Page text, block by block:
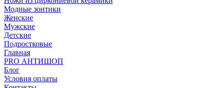
Модные зонтики
Женские
Мужские
Детские
Подростковые
Главная
PRO АНТИШОП
Блог
Условия оплаты